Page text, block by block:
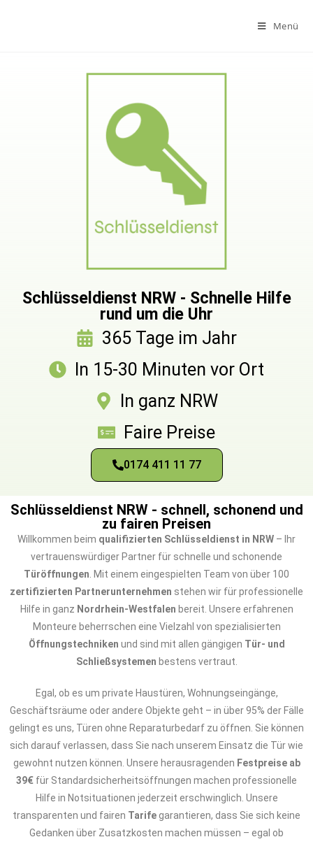
Menü
Schlüsseldienst NRW - Schnelle Hilfe
rund um die Uhr
365 Tage im Jahr
In 15-30 Minuten vor Ort
In ganz NRW
Faire Preise
0174 411 11 77
Schlüsseldienst NRW - schnell, schonend und
zu fairen Preisen
Willkommen beim qualifizierten Schlüsseldienst in NRW – Ihr
vertrauenswürdiger Partner für schnelle und schonende
Türöffnungen . Mit einem eingespielten Team von über 100
zertifizierten Partnerunternehmen stehen wir für professionelle
Hilfe in ganz Nordrhein-Westfalen bereit. Unsere erfahrenen
Monteure beherrschen eine Vielzahl von spezialisierten
Öffnungstechniken und sind mit allen gängigen Tür- und
Schließsystemen bestens vertraut.
Egal, ob es um private Haustüren, Wohnungseingänge,
Geschäftsräume oder andere Objekte geht – in über 95% der Fälle
gelingt es uns, Türen ohne Reparaturbedarf zu öffnen. Sie können
sich darauf verlassen, dass Sie nach unserem Einsatz die Tür wie
gewohnt nutzen können. Unsere herausragenden Festpreise ab
39€ für Standardsicherheitsöffnungen machen professionelle
Hilfe in Notsituationen jederzeit erschwinglich. Unsere
transparenten und fairen Tarife garantieren, dass Sie sich keine
Gedanken über Zusatzkosten machen müssen – egal ob